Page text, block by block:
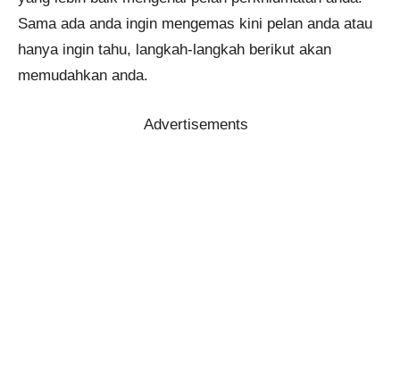
Sama ada anda ingin mengemas kini pelan anda atau
hanya ingin tahu, langkah-langkah berikut akan
memudahkan anda.
Advertisements